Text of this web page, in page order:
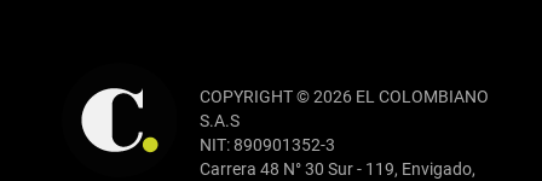
COPYRIGHT © 2026 EL COLOMBIANO
S.A.S
NIT: 890901352-3
Carrera 48 N° 30 Sur - 119, Envigado,